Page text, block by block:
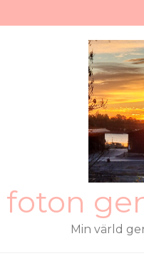
foton
Min värld